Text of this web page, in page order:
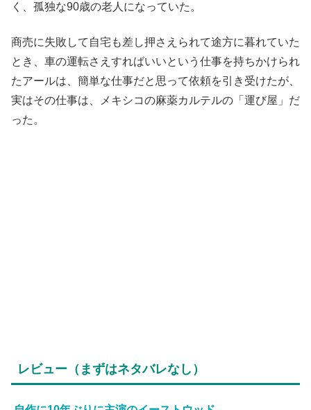
く、孤独な90歳の老人になっていた。
商売に失敗して自宅も差し押さえられて途方に暮れていた
とき、車の運転さえすればいいという仕事を持ちかけられ
たアールは、簡単な仕事だと思って依頼を引き受けたが、
実はその仕事は、メキシコの麻薬カルテルの「運び屋」だ
った。
レビュー（まずはネタバレなし）